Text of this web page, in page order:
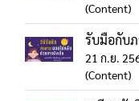
(Content)
รับมือกับภ
21 ก.ย.
(Content)